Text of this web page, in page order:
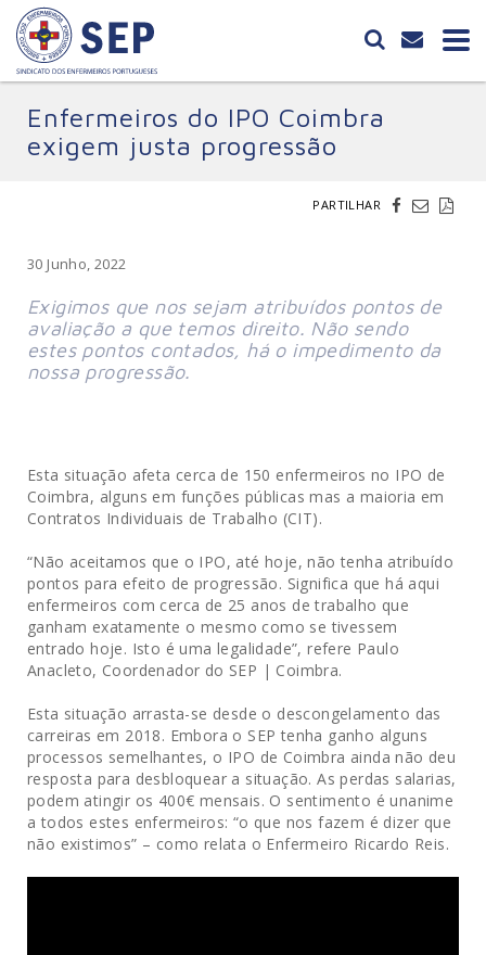
Enfermeiros do IPO Coimbra
exigem justa progressão
PARTILHAR
30 Junho, 2022
Exigimos que nos sejam atribuídos pontos de
avaliação a que temos direito. Não sendo
estes pontos contados, há o impedimento da
nossa progressão.
Esta situação afeta cerca de 150 enfermeiros no IPO de
Coimbra, alguns em funções públicas mas a maioria em
Contratos Individuais de Trabalho (CIT).
“Não aceitamos que o IPO, até hoje, não tenha atribuído
pontos para efeito de progressão. Significa que há aqui
enfermeiros com cerca de 25 anos de trabalho que
ganham exatamente o mesmo como se tivessem
entrado hoje. Isto é uma legalidade”, refere Paulo
Anacleto, Coordenador do SEP | Coimbra.
Esta situação arrasta-se desde o descongelamento das
carreiras em 2018. Embora o SEP tenha ganho alguns
processos semelhantes, o IPO de Coimbra ainda não deu
resposta para desbloquear a situação. As perdas salarias,
podem atingir os 400€ mensais. O sentimento é unanime
a todos estes enfermeiros: “o que nos fazem é dizer que
não existimos” – como relata o Enfermeiro Ricardo Reis.